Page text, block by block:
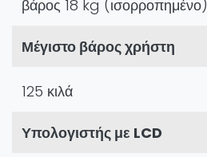
βάρος 18 kg (ισορροπημένο)
Μέγιστο βάρος χρήστη
125 κιλά
Υπολογιστής με LCD